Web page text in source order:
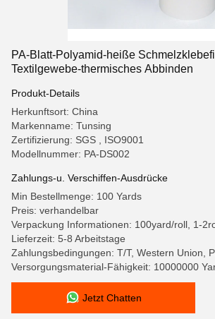
PA-Blatt-Polyamid-heiße
Textilgewebe-thermisches Abbinden
Produkt-Details
Herkunftsort: China
Markenname: Tunsing
Zertifizierung: SGS , ISO9001
Modellnummer: PA-DS002
Zahlungs-u. Verschiffen-Ausdrücke
Min Bestellmenge: 100 Yards
Preis: verhandelbar
Verpackung Informationen: 100yard/roll, 1-
Lieferzeit: 5-8 Arbeitstage
Zahlungsbedingungen: T/T, Western Union,
Versorgungsmaterial-Fähigkeit: 10000000
Jetzt Chatten